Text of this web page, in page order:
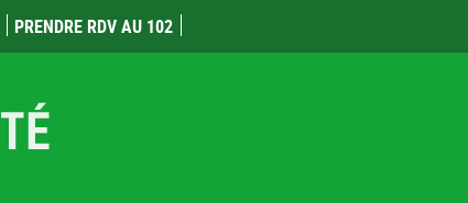
PRENDRE RDV AU 102